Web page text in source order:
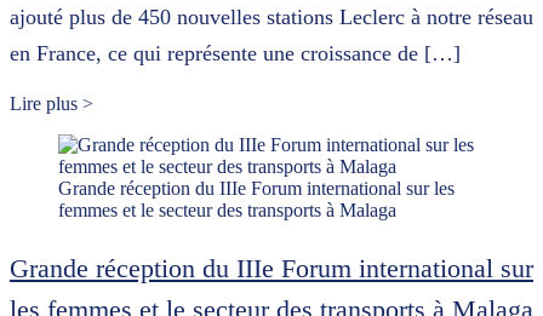
ajouté plus de 450 nouvelles stations Leclerc à notre réseau
en France, ce qui représente une croissance de […]
Lire plus >
Grande réception du IIIe Forum international sur les
femmes et le secteur des transports à Malaga
Grande réception du IIIe Forum international sur
les femmes et le secteur des transports à Malaga